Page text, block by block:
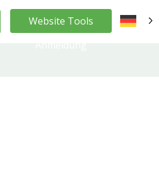
Website Tools